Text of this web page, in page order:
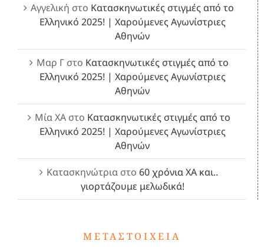
Αγγελική στο Κατασκηνωτικές στιγμές από το
Ελληνικό 2025! | Χαρούμενες Αγωνίστριες
Αθηνών
Μαρ Γστο Κατασκηνωτικές στιγμές από το
Ελληνικό 2025! | Χαρούμενες Αγωνίστριες
Αθηνών
Μία ΧΑστο Κατασκηνωτικές στιγμές από το
Ελληνικό 2025! | Χαρούμενες Αγωνίστριες
Αθηνών
Κατασκηνώτρια στο 60 χρόνια ΧΑ και..
γιορτάζουμε μελωδικά!
ΜΕΤΑΣΤΟΙΧΕΊΑ